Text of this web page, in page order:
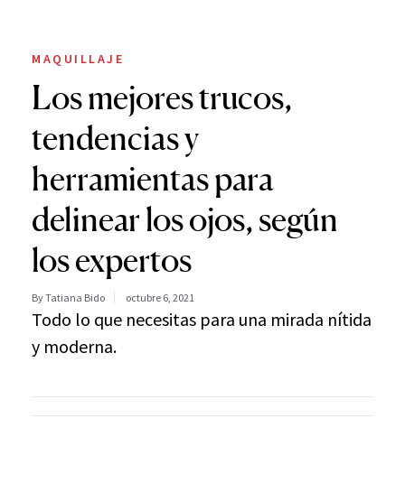
MAQUILLAJE
Los mejores trucos,
tendencias y
herramientas para
delinear los ojos, según
los expertos
By Tatiana Bido octubre 6, 2021
Todo lo que necesitas para una mirada nítida
y moderna.